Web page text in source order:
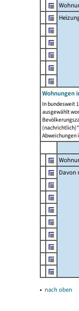
Wohnungen
In bundesweit
ausgewählt
Abweichungen
Davon
▴ nach oben